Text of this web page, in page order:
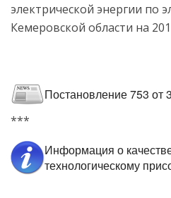
электрической энергии по
Кемеровской области на
Постановление 753 от
***
Информация о
технологическому